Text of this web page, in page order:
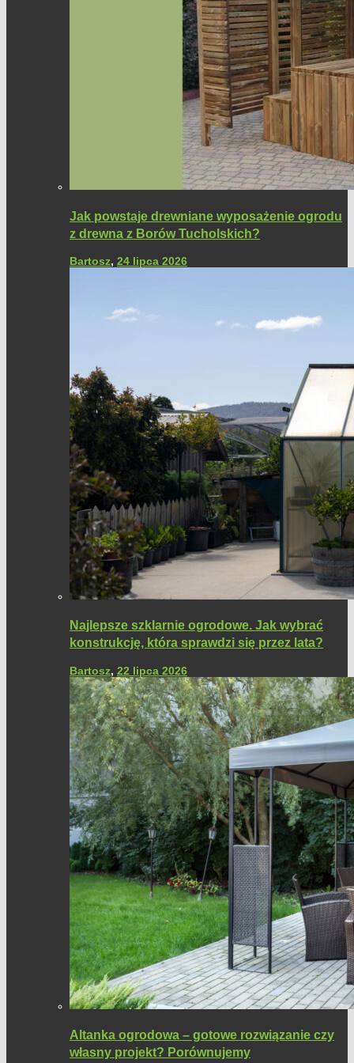
Jak powstaje drewniane wyposażenie ogrodu
z drewna z Borów Tucholskich?
Bartosz, 24 lipca 2026
Najlepsze szklarnie ogrodowe. Jak wybrać
konstrukcję, która sprawdzi się przez lata?
Bartosz, 22 lipca 2026
Altanka ogrodowa – gotowe rozwiązanie czy
własny projekt? Porównujemy